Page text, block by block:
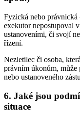
Fyzická nebo právnická
exekutor nepostupoval
ustanoveními, či svojí
řízení.
Nezletilec či osoba,
právním úkonům, může
nebo ustanoveného
6. Jaké jsou
situace